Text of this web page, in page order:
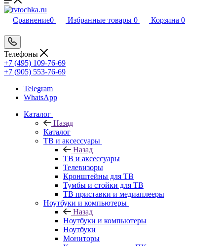
Сравнение0 Избранные товары 0 Корзина 0
Телефоны
+7 (495) 109-76-69
+7 (905) 553-76-69
Telegram
WhatsApp
Каталог
Назад
Каталог
ТВ и аксессуары
Назад
ТВ и аксессуары
Телевизоры
Кронштейны для ТВ
Тумбы и стойки для ТВ
ТВ приставки и медиаплееры
Ноутбуки и компьютеры
Назад
Ноутбуки и компьютеры
Ноутбуки
Мониторы